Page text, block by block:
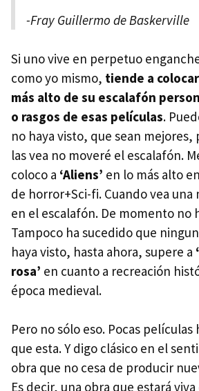
-Fray Guillermo de Baskerville
Si uno vive en perpetuo
como yo mismo, tiende a
más alto de su escalafón
o rasgos de esas películas.
no haya visto, que sean mejores,
las vea no moveré el escalafón.
coloco a ‘Aliens’ en lo más alto
de horror+Sci-fi. Cuando vea una
en el escalafón. De momento no
Tampoco ha sucedido que
haya visto, hasta ahora, supere a
rosa’ en cuanto a recreación
época medieval.
Pero no sólo eso. Pocas películas
que esta. Y digo clásico en el
obra que no cesa de producir
Es decir, una obra que estará